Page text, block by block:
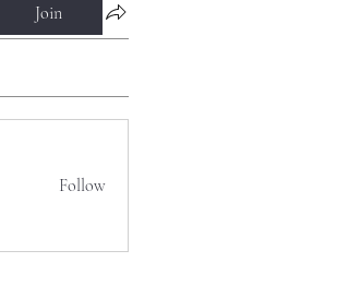
Join
Follow